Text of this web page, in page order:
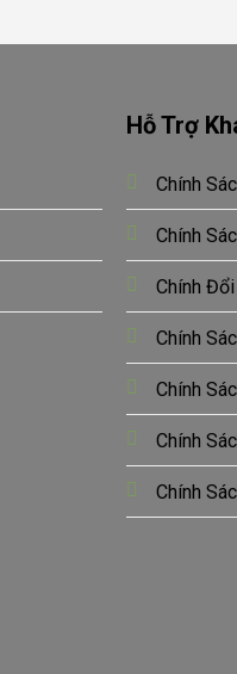
Hỗ Trợ
Chính
Chính
Chính Đổi
Chính
Chính
Chính
Chính